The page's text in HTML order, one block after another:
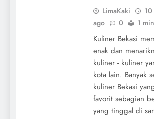
LimaKaki
10
ago
0 1
Kuliner Bekasi
enak dan
kuliner - kuliner
kota lain. Banyak
kuliner Bekasi
favorit sebagian
yang tinggal di